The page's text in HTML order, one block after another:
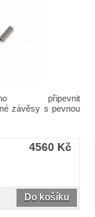
připevnit
závěsy s pevnou
4560 Kč
Do košíku